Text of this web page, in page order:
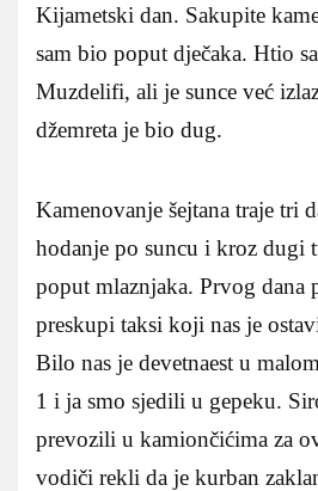
Kijametski dan. Sakupite
sam bio poput dječaka. Htio
Muzdelifi, ali je sunce već
džemreta je bio dug.
Kamenovanje šejtana traje tri
hodanje po suncu i kroz dugi
poput mlaznjaka. Prvog dana
preskupi taksi koji nas je
Bilo nas je devetnaest u
1 i ja smo sjedili u gepeku.
prevozili u kamiončićima za
vodiči rekli da je kurban